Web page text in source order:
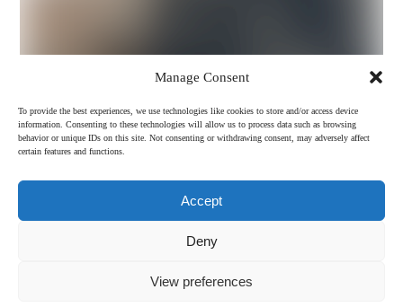
Manage Consent
To provide the best experiences, we use technologies like cookies to store and/or access device
information. Consenting to these technologies will allow us to process data such as browsing
behavior or unique IDs on this site. Not consenting or withdrawing consent, may adversely affect
certain features and functions.
Accept
Deny
View preferences
Impressum Datenschutz